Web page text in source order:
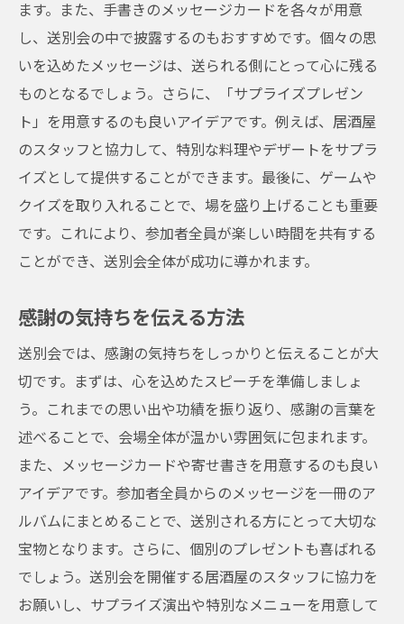
ます。また、手書きのメッセージカードを各々が用意
し、送別会の中で披露するのもおすすめです。個々の思
いを込めたメッセージは、送られる側にとって心に残る
ものとなるでしょう。さらに、「サプライズプレゼン
ト」を用意するのも良いアイデアです。例えば、居酒屋
のスタッフと協力して、特別な料理やデザートをサプラ
イズとして提供することができます。最後に、ゲームや
クイズを取り入れることで、場を盛り上げることも重要
です。これにより、参加者全員が楽しい時間を共有する
ことができ、送別会全体が成功に導かれます。
感謝の気持ちを伝える方法
送別会では、感謝の気持ちをしっかりと伝えることが大
切です。まずは、心を込めたスピーチを準備しましょ
う。これまでの思い出や功績を振り返り、感謝の言葉を
述べることで、会場全体が温かい雰囲気に包まれます。
また、メッセージカードや寄せ書きを用意するのも良い
アイデアです。参加者全員からのメッセージを一冊のア
ルバムにまとめることで、送別される方にとって大切な
宝物となります。さらに、個別のプレゼントも喜ばれる
でしょう。送別会を開催する居酒屋のスタッフに協力を
お願いし、サプライズ演出や特別なメニューを用意して